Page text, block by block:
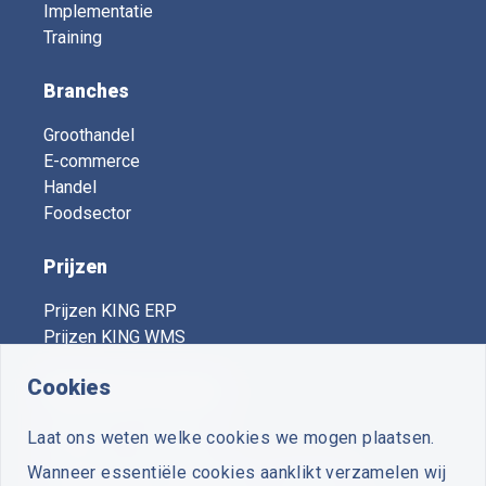
Implementatie
Training
Branches
Groothandel
E-commerce
Handel
Foodsector
Prijzen
Prijzen KING ERP
Prijzen KING WMS
KING Expert Centers
Vooruit - Voorthuizen
Cookies
Laat ons weten welke cookies we mogen plaatsen.
Wanneer essentiële cookies aanklikt verzamelen wij